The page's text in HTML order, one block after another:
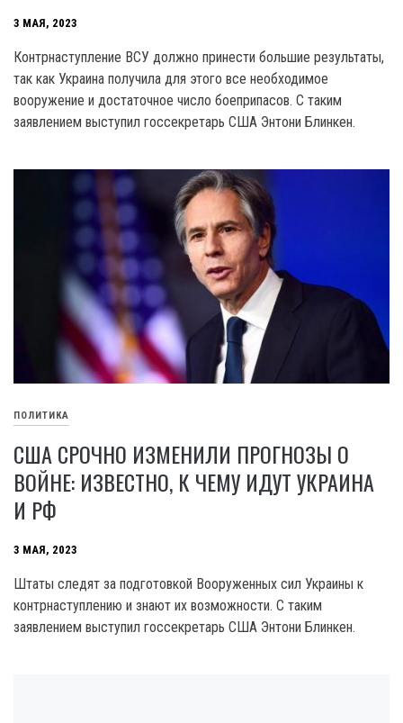
3 МАЯ, 2023
Контрнаступление ВСУ должно принести большие результаты,
так как Украина получила для этого все необходимое
вооружение и достаточное число боеприпасов. С таким
заявлением выступил госсекретарь США Энтони Блинкен.
ПОЛИТИКА
США СРОЧНО ИЗМЕНИЛИ ПРОГНОЗЫ О
ВОЙНЕ: ИЗВЕСТНО, К ЧЕМУ ИДУТ УКРАИНА
И РФ
3 МАЯ, 2023
Штаты следят за подготовкой Вооруженных сил Украины к
контрнаступлению и знают их возможности. С таким
заявлением выступил госсекретарь США Энтони Блинкен.